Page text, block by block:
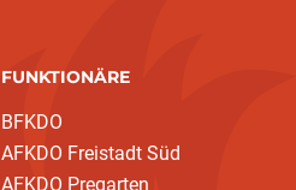
FUNKTIONÄRE
BFKDO
AFKDO Freistadt Süd
AFKDO Pregarten